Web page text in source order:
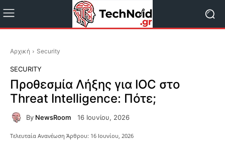
Αρχική Security
SECURITY
Προθεσμία Λήξης για IOC στο
Threat Intelligence: Πότε;
By NewsRoom 16 Ιουνίου, 2026
Τελευταία Ανανέωση Άρθρου: 16 Ιουνίου, 2026